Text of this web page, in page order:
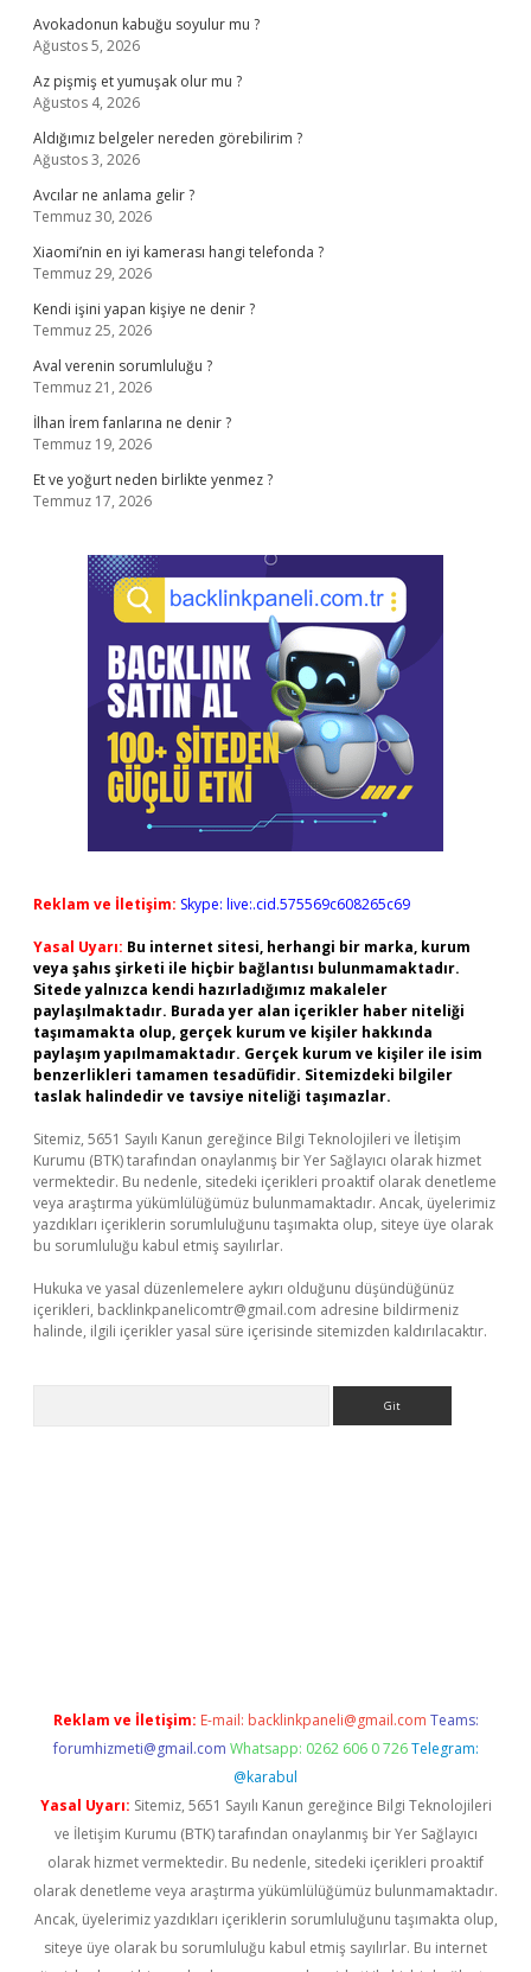
Avokadonun kabuğu soyulur mu ?
Ağustos 5, 2026
Az pişmiş et yumuşak olur mu ?
Ağustos 4, 2026
Aldığımız belgeler nereden görebilirim ?
Ağustos 3, 2026
Avcılar ne anlama gelir ?
Temmuz 30, 2026
Xiaomi’nin en iyi kamerası hangi telefonda ?
Temmuz 29, 2026
Kendi işini yapan kişiye ne denir ?
Temmuz 25, 2026
Aval verenin sorumluluğu ?
Temmuz 21, 2026
İlhan İrem fanlarına ne denir ?
Temmuz 19, 2026
Et ve yoğurt neden birlikte yenmez ?
Temmuz 17, 2026
Reklam ve İletişim: Skype: live:.cid.575569c608265c69
Yasal Uyarı: Bu internet sitesi, herhangi bir marka, kurum
veya şahıs şirketi ile hiçbir bağlantısı bulunmamaktadır.
Sitede yalnızca kendi hazırladığımız makaleler
paylaşılmaktadır. Burada yer alan içerikler haber niteliği
taşımamakta olup, gerçek kurum ve kişiler hakkında
paylaşım yapılmamaktadır. Gerçek kurum ve kişiler ile isim
benzerlikleri tamamen tesadüfidir. Sitemizdeki bilgiler
taslak halindedir ve tavsiye niteliği taşımazlar.
Sitemiz, 5651 Sayılı Kanun gereğince Bilgi Teknolojileri ve İletişim
Kurumu (BTK) tarafından onaylanmış bir Yer Sağlayıcı olarak hizmet
vermektedir. Bu nedenle, sitedeki içerikleri proaktif olarak denetleme
veya araştırma yükümlülüğümüz bulunmamaktadır. Ancak, üyelerimiz
yazdıkları içeriklerin sorumluluğunu taşımakta olup, siteye üye olarak
bu sorumluluğu kabul etmiş sayılırlar.
Hukuka ve yasal düzenlemelere aykırı olduğunu düşündüğünüz
içerikleri, backlinkpanelicomtr@gmail.com adresine bildirmeniz
halinde, ilgili içerikler yasal süre içerisinde sitemizden kaldırılacaktır.
Reklam ve İletişim: E-mail: backlinkpaneli@gmail.com Teams:
forumhizmeti@gmail.com Whatsapp: 0262 606 0 726 Telegram:
@karabul
Yasal Uyarı: Sitemiz, 5651 Sayılı Kanun gereğince Bilgi Teknolojileri
ve İletişim Kurumu (BTK) tarafından onaylanmış bir Yer Sağlayıcı
olarak hizmet vermektedir. Bu nedenle, sitedeki içerikleri proaktif
olarak denetleme veya araştırma yükümlülüğümüz bulunmamaktadır.
Ancak, üyelerimiz yazdıkları içeriklerin sorumluluğunu taşımakta olup,
siteye üye olarak bu sorumluluğu kabul etmiş sayılırlar. Bu internet